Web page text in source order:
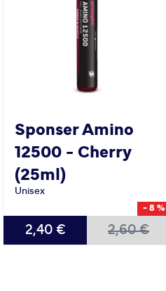
- 8 %
SponserAmino
12500 - Cherry
(25ml)
Unisex
2,40 € 2,60 €